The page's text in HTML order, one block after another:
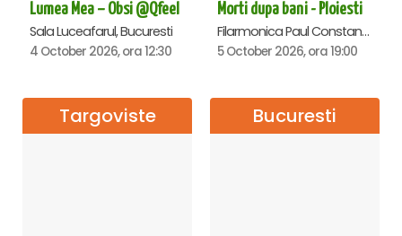
Lumea Mea – Obsi @Qfeel
Sala Luceafarul, Bucuresti
4 October 2026, ora 12:30
Morti dupa bani - Ploiesti
Filarmonica Paul Constantinescu, Ploiesti
5 October 2026, ora 19:00
Targoviste Bucuresti